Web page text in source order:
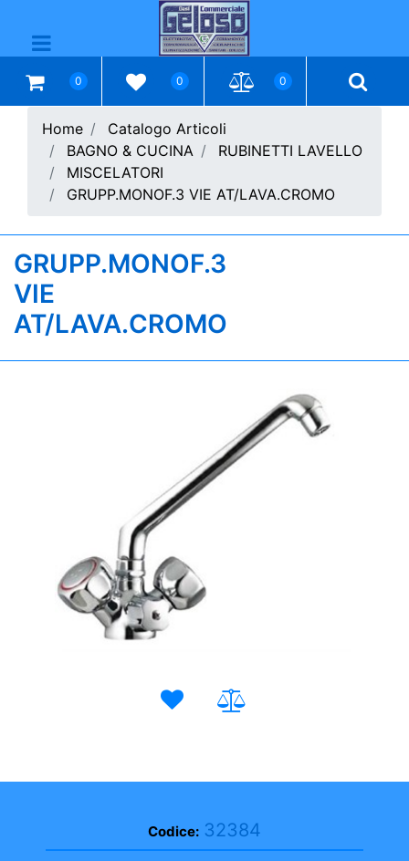
Open menu
0 0 0
Home
Catalogo Articoli
BAGNO & CUCINA
RUBINETTI LAVELLO
MISCELATORI
GRUPP.MONOF.3 VIE AT/LAVA.CROMO
GRUPP.MONOF.3
VIE
AT/LAVA.CROMO
Codice: 32384